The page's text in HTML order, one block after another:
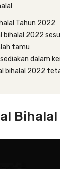
Tahun 2022
bihalal 2022
tamu
dalam
bihalal 2022
Bihalal